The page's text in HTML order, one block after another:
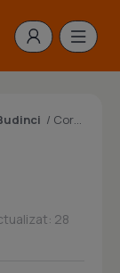
/ Cornuri moi, moi
28